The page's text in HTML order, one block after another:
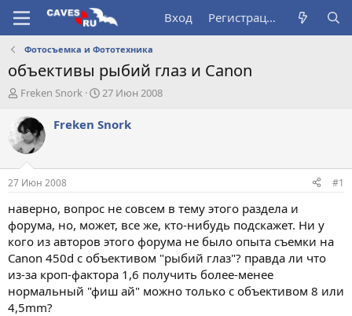
Вход Регистрация
Фотосъемка и Фототехника
объективы рыбий глаз и Canon
А
т
о
р
т
е
м
ы
Freken Snork
Д
т
а
л
27 Июн 2008
Freken Snork
27 Июн 2008 #1
наверно, вопрос не совсем в тему этого раздела и
форума, но, может, все же, кто-нибудь подскажет. Ни у
кого из авторов этого форума не было опыта съемки на
Canon 450d с объективом "рыбий глаз"? правда ли что
из-за кроп-фактора 1,6 получить более-менее
нормальный "фиш ай" можно только с объективом 8 или
4,5mm?